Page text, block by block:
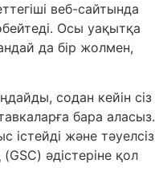
веб-сайтында
Осы уақытқа
да бір жолмен,
содан кейін сіз
бара аласыз.
және тәуелсіз
әдістеріне қол